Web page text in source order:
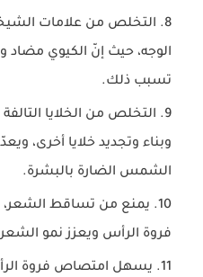
التخلص من علامات
الوجه، حيث إنّ الكيوي مضاد
تسبب ذلك.
التخلص من الخلايا
وبناء وتجديد خلايا أخرى،
الشمس الضارة بالبشرة.
يمنع من تساقط الشعر،
فروة الرأس ويعزز نمو
يسهل امتصاص فروة